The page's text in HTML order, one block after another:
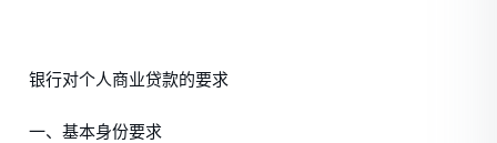
银行对个人商业贷款的要求
一、基本身份要求